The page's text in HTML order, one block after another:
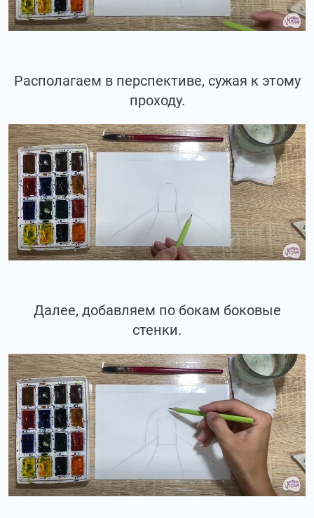
Располагаем в перспективе, сужая к этому
проходу.
Далее, добавляем по бокам боковые
стенки.